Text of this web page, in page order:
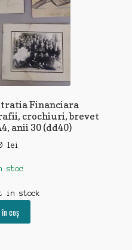
Financiara
crochiuri, brevet
anii 30 (dd40)
lei
stoc
in stock
coș